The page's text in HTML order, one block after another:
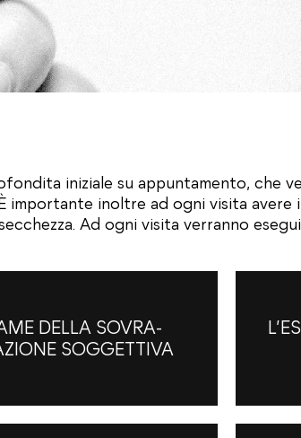
iniziale su appuntamento, che
inoltre ad ogni visita avere
Ad ogni visita verranno
DELLA SOVRA-
SOGGETTIVA